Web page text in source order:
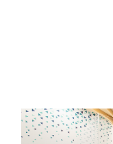
看護師 パート